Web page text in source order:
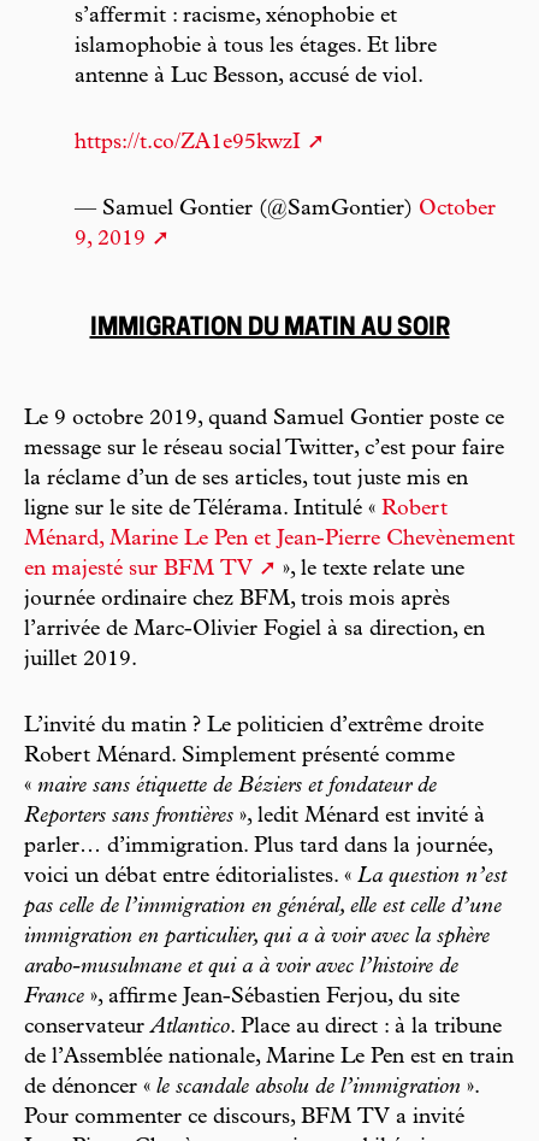
s’affermit : racisme, xénophobie et
islamophobie à tous les étages. Et libre
antenne à Luc Besson, accusé de viol.
https://t.co/ZA1e95kwzI
— Samuel Gontier (@SamGontier) October
9, 2019
IMMIGRATION DU MATIN AU SOIR
Le 9 octobre 2019, quand Samuel Gontier poste ce
message sur le réseau social Twitter, c’est pour faire
la réclame d’un de ses articles, tout juste mis en
ligne sur le site de Télérama. Intitulé « Robert
Ménard, Marine Le Pen et Jean-Pierre Chevènement
en majesté sur BFM TV
», le texte relate une
journée ordinaire chez BFM, trois mois après
l’arrivée de Marc-Olivier Fogiel à sa direction, en
juillet 2019.
L’invité du matin ? Le politicien d’extrême droite
Robert Ménard. Simplement présenté comme
« maire sans étiquette de Béziers et fondateur de
Reporters sans frontières », ledit Ménard est invité à
parler… d’immigration. Plus tard dans la journée,
voici un débat entre éditorialistes. « La question n’est
pas celle de l’immigration en général, elle est celle d’une
immigration en particulier, qui a à voir avec la sphère
arabo-musulmane et qui a à voir avec l’histoire de
France », affirme Jean-Sébastien Ferjou, du site
conservateurAtlantico. Place au direct : à la tribune
de l’Assemblée nationale, Marine Le Pen est en train
de dénoncer « le scandale absolu de l’immigration ».
Pour commenter ce discours, BFM TV a invité